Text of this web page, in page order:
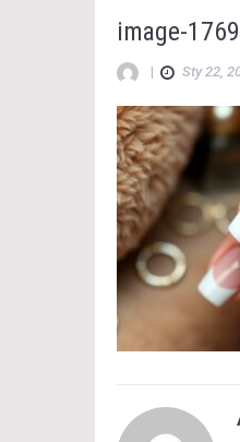
image-
| Sty 22,